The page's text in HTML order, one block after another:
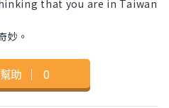
that you are in Taiwan
妙。
助 ｜ 0